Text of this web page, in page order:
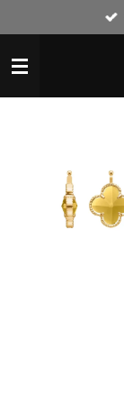
direct
naar
de
hoofdinhoud